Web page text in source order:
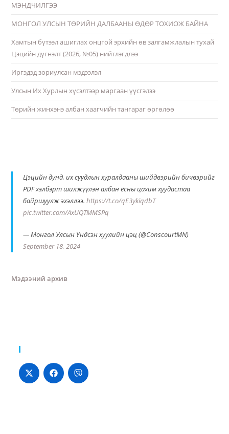
МЭНДЧИЛГЭЭ
МОНГОЛ УЛСЫН ТӨРИЙН ДАЛБААНЫ ӨДӨР ТОХИОЖ БАЙНА
Хамтын бүтээл ашиглах онцгой эрхийн өв залгамжлалын тухай
Цэцийн дүгнэлт (2026, №05) нийтлэгдлээ
Иргэдэд зориулсан мэдээлэл
Улсын Их Хурлын хүсэлтээр маргаан үүсгэлээ
Төрийн жинхэнэ албан хаагчийн тангараг өргөлөө
Цэцийн дунд, их суудлын хуралдааны шийдвэрийн бичвэрийг
PDF хэлбэрт шилжүүлэн албан ёсны цахим хуудастаа
байршуулж эхэллээ.https://t.co/qE3ykiqdbT
pic.twitter.com/AxUQTMMSPq
— Монгол Улсын Үндсэн хуулийн цэц (@ConscourtMN)
September 18, 2024
Мэдээний архив